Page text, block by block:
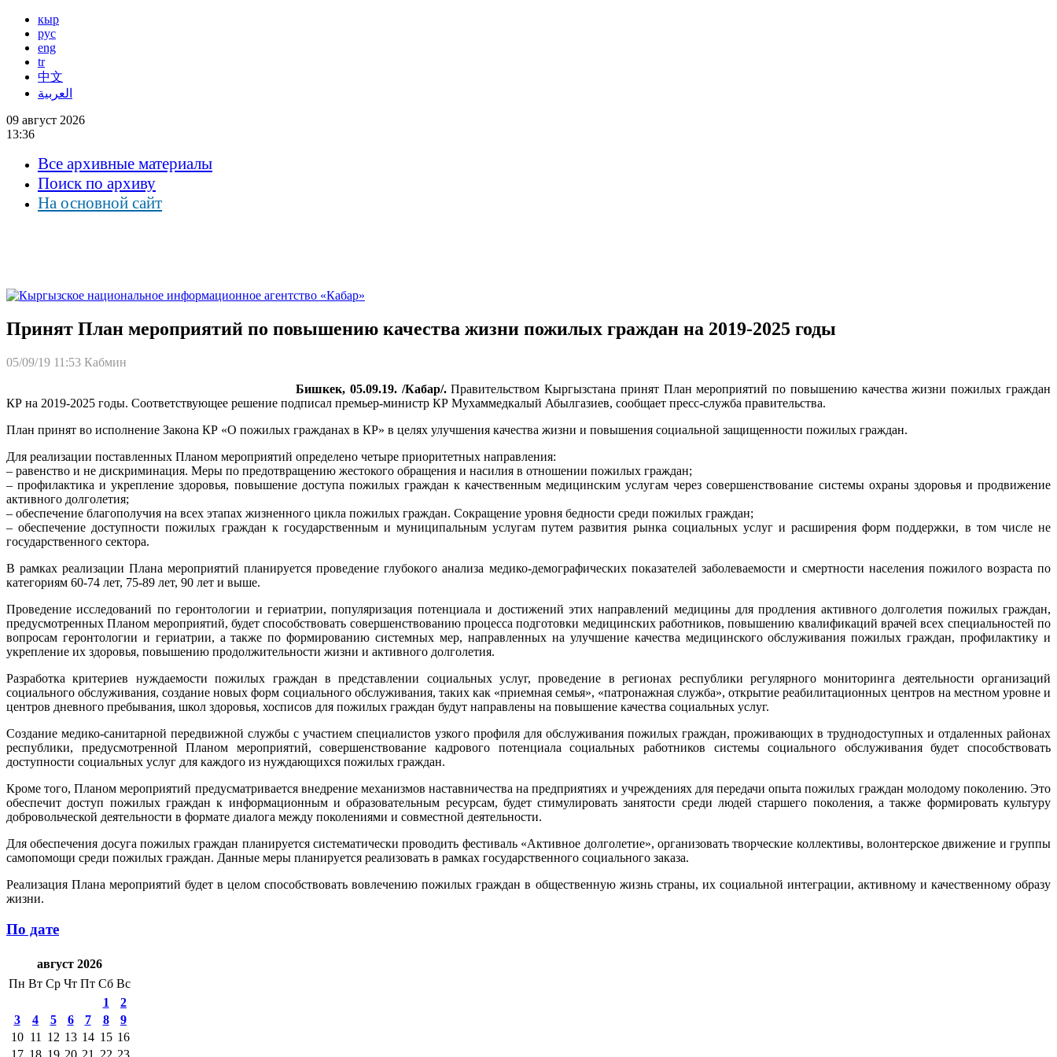
кыр
рус
eng
tr
中文
العربية
09 август 2026
13:36
Все архивные материалы
Поиск по архиву
На основной сайт
Принят План мероприятий по повышению качества жизни пожилых граждан на 2019-2025 годы
05/09/19 11:53 Кабмин
Бишкек, 05.09.19. /Кабар/.Правительством Кыргызстана принят План мероприятий по повышению качества жизни пожилых граждан
КР на 2019-2025 годы. Соответствующее решение подписал премьер-министр КР Мухаммедкалый Абылгазиев, сообщает пресс-служба правительства.
План принят во исполнение Закона КР «О пожилых гражданах в КР» в целях улучшения качества жизни и повышения социальной защищенности пожилых граждан.
Для реализации поставленных Планом мероприятий определено четыре приоритетных направления:
– равенство и не дискриминация. Меры по предотвращению жестокого обращения и насилия в отношении пожилых граждан;
– профилактика и укрепление здоровья, повышение доступа пожилых граждан к качественным медицинским услугам через совершенствование системы охраны здоровья и продвижение
активного долголетия;
– обеспечение благополучия на всех этапах жизненного цикла пожилых граждан. Сокращение уровня бедности среди пожилых граждан;
– обеспечение доступности пожилых граждан к государственным и муниципальным услугам путем развития рынка социальных услуг и расширения форм поддержки, в том числе не
государственного сектора.
В рамках реализации Плана мероприятий планируется проведение глубокого анализа медико-демографических показателей заболеваемости и смертности населения пожилого возраста по
категориям 60-74 лет, 75-89 лет, 90 лет и выше.
Проведение исследований по геронтологии и гериатрии, популяризация потенциала и достижений этих направлений медицины для продления активного долголетия пожилых граждан,
предусмотренных Планом мероприятий, будет способствовать совершенствованию процесса подготовки медицинских работников, повышению квалификаций врачей всех специальностей по
вопросам геронтологии и гериатрии, а также по формированию системных мер, направленных на улучшение качества медицинского обслуживания пожилых граждан, профилактику и
укрепление их здоровья, повышению продолжительности жизни и активного долголетия.
Разработка критериев нуждаемости пожилых граждан в представлении социальных услуг, проведение в регионах республики регулярного мониторинга деятельности организаций
социального обслуживания, создание новых форм социального обслуживания, таких как «приемная семья», «патронажная служба», открытие реабилитационных центров на местном уровне и
центров дневного пребывания, школ здоровья, хосписов для пожилых граждан будут направлены на повышение качества социальных услуг.
Создание медико-санитарной передвижной службы с участием специалистов узкого профиля для обслуживания пожилых граждан, проживающих в труднодоступных и отдаленных районах
республики, предусмотренной Планом мероприятий, совершенствование кадрового потенциала социальных работников системы социального обслуживания будет способствовать
доступности социальных услуг для каждого из нуждающихся пожилых граждан.
Кроме того, Планом мероприятий предусматривается внедрение механизмов наставничества на предприятиях и учреждениях для передачи опыта пожилых граждан молодому поколению. Это
обеспечит доступ пожилых граждан к информационным и образовательным ресурсам, будет стимулировать занятости среди людей старшего поколения, а также формировать культуру
добровольческой деятельности в формате диалога между поколениями и совместной деятельности.
Для обеспечения досуга пожилых граждан планируется систематически проводить фестиваль «Активное долголетие», организовать творческие коллективы, волонтерское движение и группы
самопомощи среди пожилых граждан. Данные меры планируется реализовать в рамках государственного социального заказа.
Реализация Плана мероприятий будет в целом способствовать вовлечению пожилых граждан в общественную жизнь страны, их социальной интеграции, активному и качественному образу
жизни.
По дате
август 2026
Пн Вт Ср Чт Пт Сб Вс
1
2
3
4 5 6 7 8
9
10 11 12 13 14 15 16